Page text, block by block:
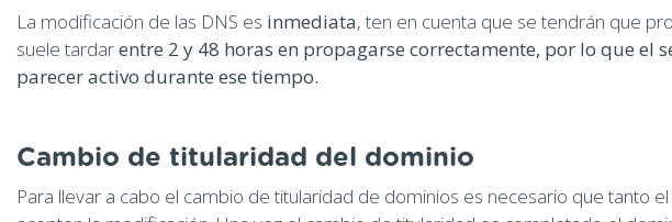
La modificación de las DNS es inmediata, ten en cuenta que se tendrán que
suele tardarentre 2 y 48 horas en propagarse correctamente, por lo que el
parecer activo durante ese tiempo.
Cambio de titularidad del dominio
Para llevar a cabo el cambio de titularidad de dominios es necesario que tanto